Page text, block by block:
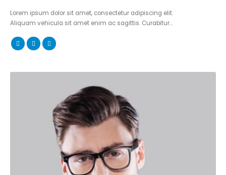
Lorem ipsum dolor sit amet, consectetur adipiscing elit.
Aliquam vehicula sit amet enim ac sagittis. Curabitur…